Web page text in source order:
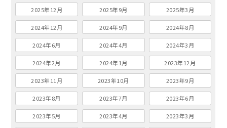
2025年12月 2025年9月 2025年3月
2024年12月 2024年9月 2024年8月
2024年6月 2024年4月 2024年3月
2024年2月 2024年1月 2023年12月
2023年11月 2023年10月 2023年9月
2023年8月 2023年7月 2023年6月
2023年5月 2023年4月 2023年3月